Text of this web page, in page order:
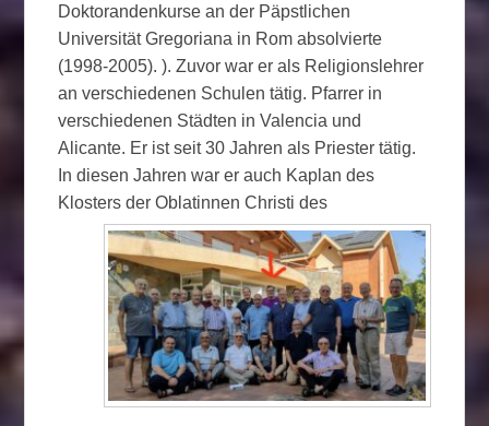
Doktorandenkurse an der Päpstlichen
Universität Gregoriana in Rom absolvierte
(1998-2005). ). Zuvor war er als Religionslehrer
an verschiedenen Schulen tätig. Pfarrer in
verschiedenen Städten in Valencia und
Alicante. Er ist seit 30 Jahren als Priester tätig.
In diesen Jahren war er auch Kaplan des
Klosters der Oblatinnen Christi des